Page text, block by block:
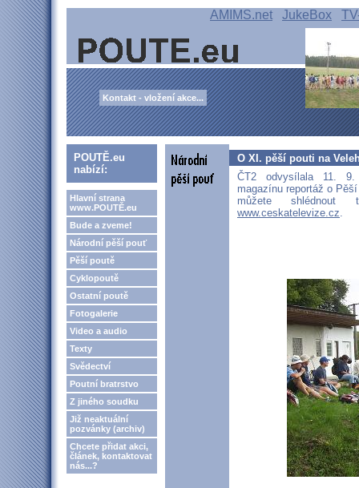
AMIMS.net JukeBox
Kontakt - vložení akce...
POUTĚ.eu
nabízí:
Hlavní strana
www.POUTĚ.eu
Bude a zveme!
Národní pěší pouť
Pěší poutě
Cyklopoutě
Ostatní poutě
Fotogalerie
Video a audio
Texty
Svědectví
Poutní bratrstvo
Z jiného soudku
Již neaktuální
pozvánky (archiv)
Chcete přidat akci,
článek, kontaktovat
nás...?
O XI. pěší pouti na
ČT2 odvysílala 11.
magazínu reportáž o
můžete
www.ceskatelevize.cz.